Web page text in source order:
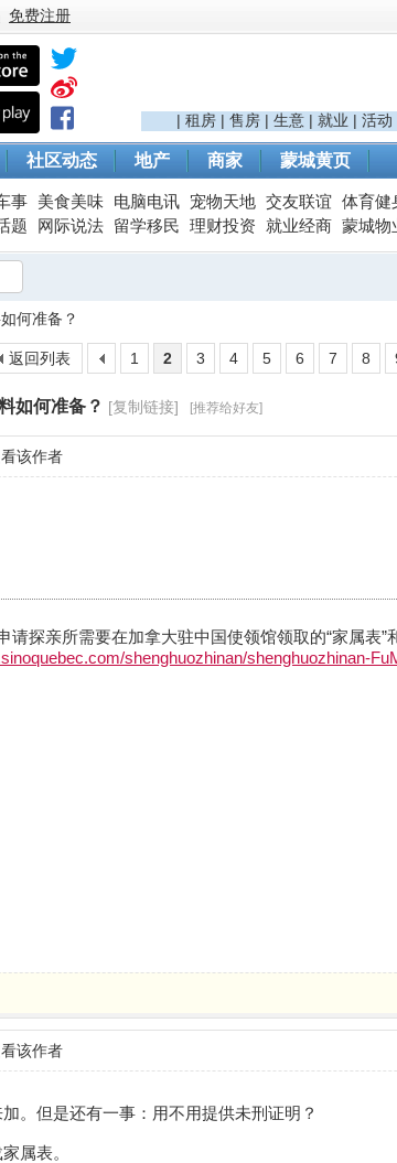
免费注册
| 租房 | 售房 | 生意 | 就业 | 活动
社区动态 地产 商家 蒙城黄页
事 美食美味 电脑电讯 宠物天地 交友联谊 体育健
题 网际说法 留学移民 理财投资 就业经商 蒙城物
何准备？
1 2 3 4 5 6 7 8
返回列表
如何准备？ [复制链接] [推荐给好友]
看该作者
请探亲所需要在加拿大驻中国使领馆领取的“家属表”
shenghuozhinan/shenghuozhinan-
看该作者
。但是还有一事：用不用提供未刑证明？
属表。